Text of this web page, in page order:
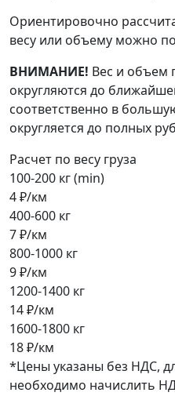
Ориентировочно
весу или объему можно
ВНИМАНИЕ! Вес и объем
округляются до
соответственно в
округляется до полных
Расчет по весу груза
100-200 кг (min)
4 ₽/км
400-600 кг
7 ₽/км
800-1000 кг
9 ₽/км
1200-1400 кг
14 ₽/км
1600-1800 кг
18 ₽/км
*Цены указаны без НДС,
необходимо начислить